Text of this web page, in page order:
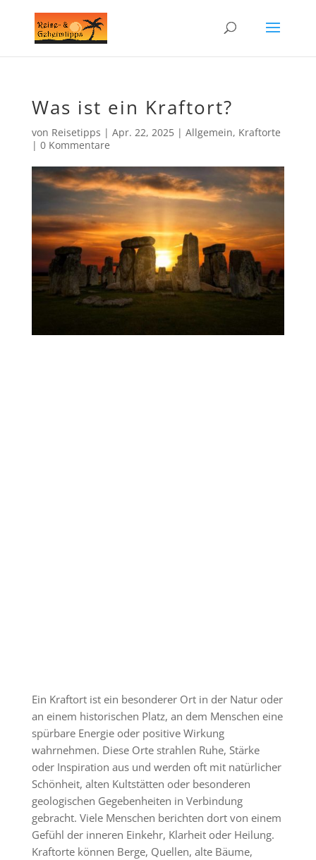
Was ist ein Kraftort?
von Reisetipps | Apr. 22, 2025| Allgemein, Kraftorte
| 0 Kommentare
Ein Kraftort ist ein besonderer Ort in der Natur oder
an einem historischen Platz, an dem Menschen eine
spürbare Energie oder positive Wirkung
wahrnehmen. Diese Orte strahlen Ruhe, Stärke
oder Inspiration aus und werden oft mit natürlicher
Schönheit, alten Kultstätten oder besonderen
geologischen Gegebenheiten in Verbindung
gebracht. Viele Menschen berichten dort von einem
Gefühl der inneren Einkehr, Klarheit oder Heilung.
Kraftorte können Berge, Quellen, alte Bäume,